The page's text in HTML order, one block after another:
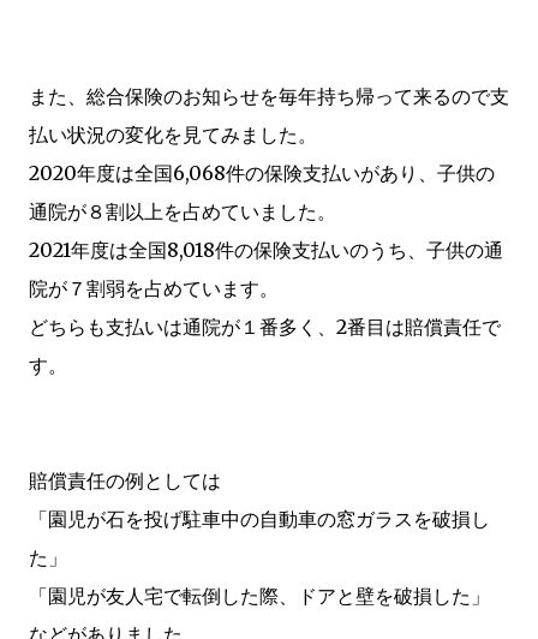
また、総合保険のお知らせを毎年持ち帰って来るので支
払い状況の変化を見てみました。
2020年度は全国6,068件の保険支払いがあり、子供の
通院が８割以上を占めていました。
2021年度は全国8,018件の保険支払いのうち、子供の通
院が７割弱を占めています。
どちらも支払いは通院が１番多く、2番目は賠償責任で
す。
賠償責任の例としては
「園児が石を投げ駐車中の自動車の窓ガラスを破損し
た」
「園児が友人宅で転倒した際、ドアと壁を破損した」
などがありました。